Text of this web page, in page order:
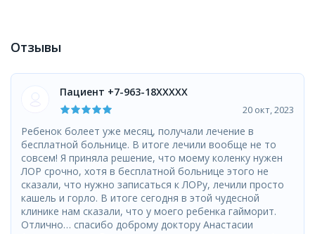
Отзывы
Пациент +7-963-18XXXXX
20 окт, 2023
Ребенок болеет уже месяц, получали лечение в
бесплатной больнице. В итоге лечили вообще не то
совсем! Я приняла решение, что моему коленку нужен
ЛОР срочно, хотя в бесплатной больнице этого не
сказали, что нужно записаться к ЛОРу, лечили просто
кашель и горло. В итоге сегодня в этой чудесной
клинике нам сказали, что у моего ребенка гайморит.
Отлично… спасибо доброму доктору Анастасии